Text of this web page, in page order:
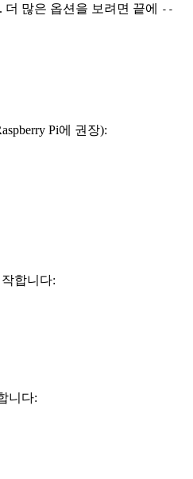
더 많은 옵션을 보려면 끝에
--
Pi에 권장):
작합니다:
니다: